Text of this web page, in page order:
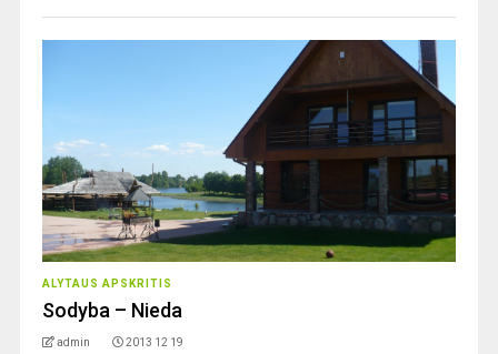
ALYTAUS APSKRITIS
Sodyba – Nieda
admin 2013 12 19